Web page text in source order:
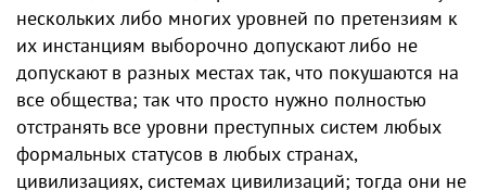
нескольких либо многих уровней по претензиям к
их инстанциям выборочно допускают либо не
допускают в разных местах так, что покушаются на
все общества; так что просто нужно полностью
отстранять все уровни преступных систем любых
формальных статусов в любых странах,
цивилизациях, системах цивилизаций; тогда они не